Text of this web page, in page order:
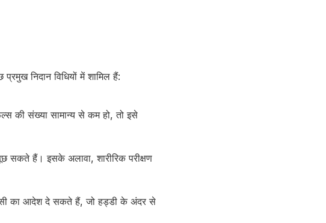
निदान विधियों में शामिल हैं:
की संख्या सामान्य से कम हो, तो इसे
सकते हैं। इसके अलावा, शारीरिक परीक्षण
का आदेश दे सकते हैं, जो हड्डी के अंदर से